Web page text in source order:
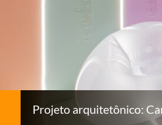
Projeto arquitetônico: